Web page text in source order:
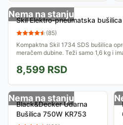
Nema na stanju
Skil Elektro-pneumatska
(85)
Kompaktna Skil 1734 SDS bušilica
meračem dubine. Teži samo 1,6 kg i
8,599 RSD
Nema na stanju
Black&Decker Udarna
Bušilica 750W KR753